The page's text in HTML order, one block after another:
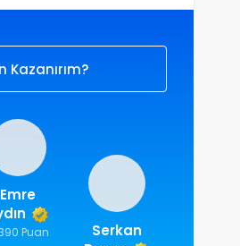
Kazanırım?
Emre
Puan
Serkan